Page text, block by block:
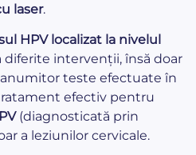
laser.
HPV localizat la nivelul
diferite intervenții, însă doar
teste efectuate în
efectiv pentru
(diagnosticată prin
a leziunilor cervicale.